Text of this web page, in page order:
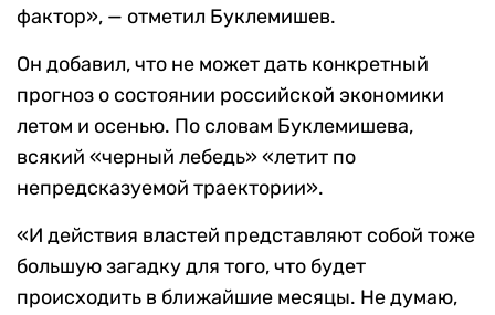
фактор», — отметил Буклемишев.
Он добавил, что не может дать конкретный
прогноз о состоянии российской экономики
летом и осенью. По словам Буклемишева,
всякий «черный лебедь» «летит по
непредсказуемой траектории».
«И действия властей представляют собой тоже
большую загадку для того, что будет
происходить в ближайшие месяцы. Не думаю,